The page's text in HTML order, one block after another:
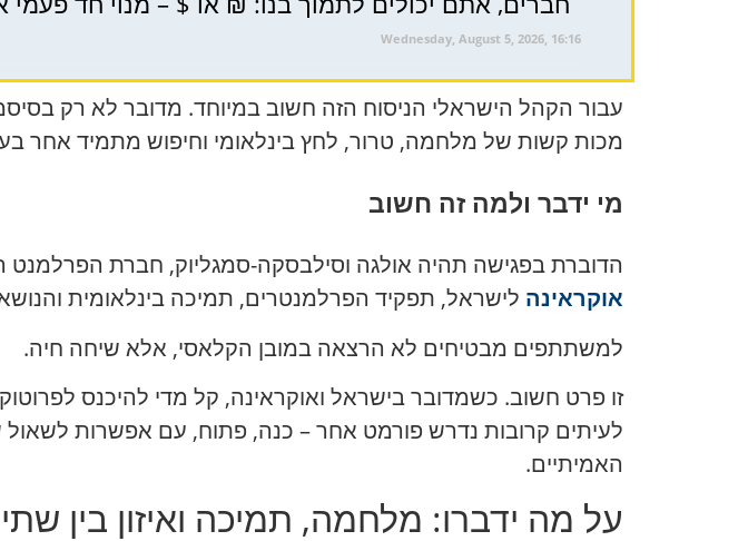
Wednesday, August 5, 2026, 16:16
עבור הקהל הישראלי הניסוח הזה חשוב במיוחד. מדובר לא רק
מכות קשות של מלחמה, טרור, לחץ בינלאומי וחיפוש מתמיד אחר
מי ידבר ולמה זה חשוב
הדוברת בפגישה תהיה אולגה וסילבסקה-סמגליוק, חברת הפרלמנט האוקראיני,
אוקראינה לישראל, תפקיד הפרלמנטרים, תמיכה בינלאומית
למשתתפים מבטיחים לא הרצאה במובן הקלאסי, אלא שיחה חיה.
זו פרט חשוב. כשמדובר בישראל ואוקראינה, קל מדי להיכנס
לעיתים קרובות נדרש פורמט אחר – כנה, פתוח, עם אפשרות
האמיתיים.
על מה ידברו: מלחמה, תמיכה ואיזון בין